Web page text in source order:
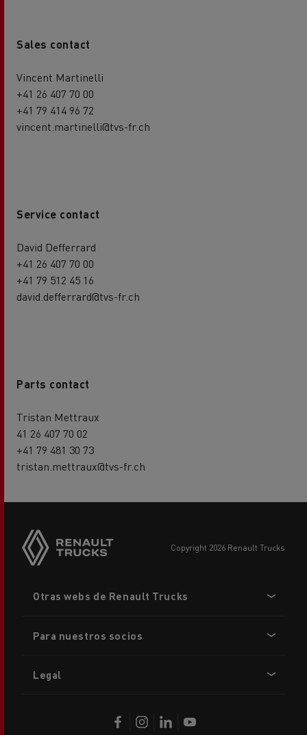
Sales contact
Vincent Martinelli
+41 26 407 70 00
+41 79 414 96 72
vincent.martinelli@tvs-fr.ch
Service contact
David Defferrard
+41 26 407 70 00
+41 79 512 45 16
david.defferrard@tvs-fr.ch
Parts contact
Tristan Mettraux
41 26 407 70 02
+41 79 481 30 73
tristan.mettraux@tvs-fr.ch
copyright 2026 Renault Trucks
menu
Otras webs de Renault Trucks
Para nuestros socios
Legal